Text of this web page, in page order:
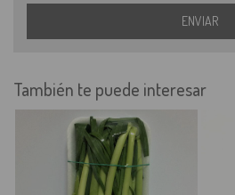
También te puede interesar